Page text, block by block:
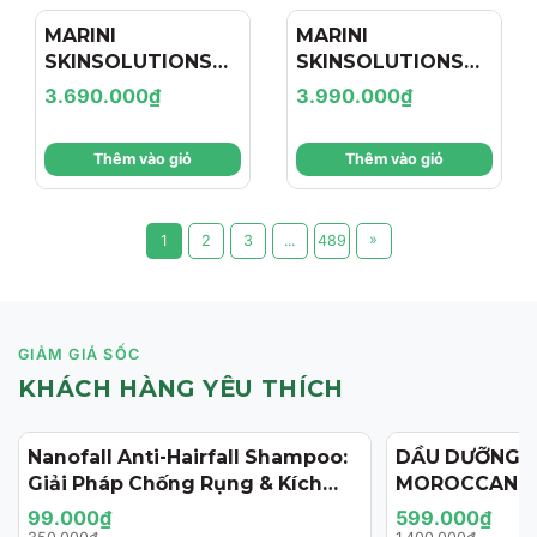
MARINI
SKINSOLUTIONS
Duality™ – Tinh
Chất Hỗ Trợ Giảm
Mụn Và Cải Thiện
Dấu Hiệu Lão Hóa
3.690.000₫
Thêm vào giỏ
MARINI
SKINSOLUTIONS
Transformation
Face Cream – Kem
Dưỡng Hỗ Trợ Tái
Tạo, Giảm Nếp
Nhăn Và Săn Chắc
Da
3.990.000₫
Thêm vào giỏ
1 2 3 ... 489 »
GIẢM GIÁ SỐC
KHÁCH HÀNG YÊU THÍCH
- 72%
Nanofall Anti-Hairfall Shampoo:
Giải Pháp Chống Rụng & Kích
Thích Mọc Tóc Chuẩn Y Khoa
99.000₫
- 57%
DẦU DƯỠNG
125ML
599.000₫